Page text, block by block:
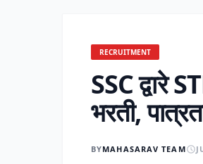
RECRUITMENT
SSC द्वारे
भरती,
BYMAHASARAV TEAM